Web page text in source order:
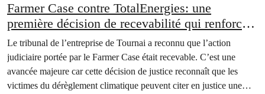
Farmer Case contre TotalEnergies: une
première décision de recevabilité qui renforce
la jurisprudence climatique
Le tribunal de l’entreprise de Tournai a reconnu que l’action
judiciaire portée par le Farmer Case était recevable. C’est une
avancée majeure car cette décision de justice reconnaît que les
victimes du dérèglement climatique peuvent citer en justice une